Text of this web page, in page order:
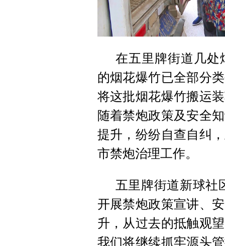
在五里牌街道几处
的烟花爆竹已全部分
将这批烟花爆竹搬运
随着禁炮政策及安全
提升，纷纷自查自纠
市禁炮治理工作。
五里牌街道新球社
开展禁炮政策宣讲、
升，从过去的抵触观
我们将继续抓牢源头